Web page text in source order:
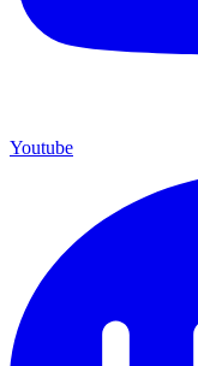
Youtube